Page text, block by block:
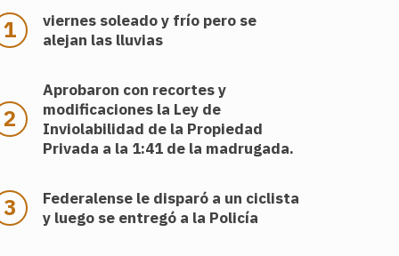
viernes soleado y frío pero se
alejan las lluvias
Aprobaron con recortes y
modificaciones la Ley de
Inviolabilidad de la Propiedad
Privada a la 1:41 de la madrugada.
Federalense le disparó a un ciclista
y luego se entregó a la Policía